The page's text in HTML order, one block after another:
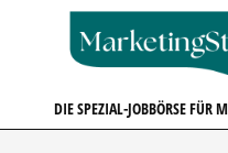
DIE SPEZIAL-JOBBÖRSE FÜR